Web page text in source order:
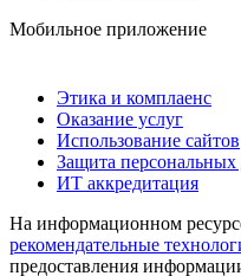
Мобильное приложение
Этика и комплаенс
Оказание услуг
Использование сайтов
Защита
ИТ аккредитация
На информационном
рекомендательные
предоставления